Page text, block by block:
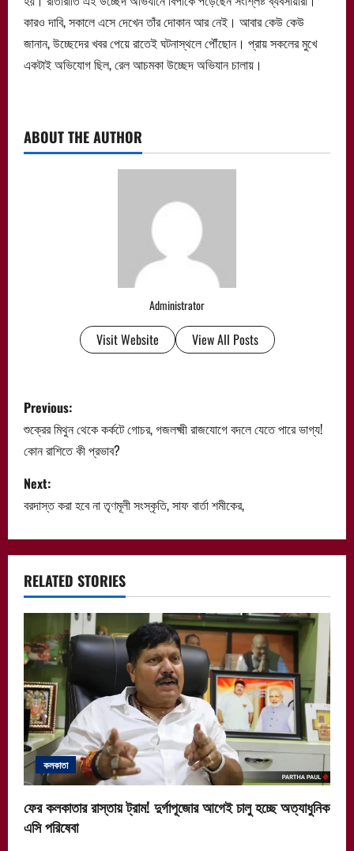
কারও দাবি, সকালে এসে দেখেন তাঁর দোকান আর নেই। আবার কেউ কেউ
জানান, উচ্ছেদের খবর পেয়ে রাতেই ঘটনাস্থলে পৌঁছোন। প্রায় সকলের মুখে
একটাই অভিযোগ ছিল, রেল আচমকা উচ্ছেদ অভিযান চালায়।
ABOUT THE AUTHOR
Administrator
Visit Website View All Posts
P
o
s
t
n
a
v
i
g
a
t
i
o
n
Previous:
শুক্রের মিথুন থেকে কর্কটে গোচর, গজলক্ষ্মী রাজযোগে বদলে যেতে পারে ভাগ্য!
কোন রাশিতে কী প্রভাব?
Next:
বরদাস্ত করা হবে না তৃণমূলী সংস্কৃতি, সাফ বার্তা শমীকের,
RELATED STORIES
কলকাতা
ফের কলকাতার রাস্তায় ট্রাম! দুর্গাপূজোর আগেই চালু হচ্ছে অত্যাধুনিক
এসি পরিষেবা